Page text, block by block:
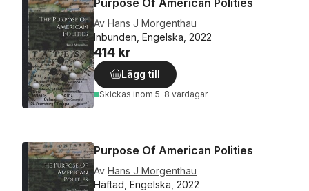
Av Hans J Morgenthau
Inbunden, Engelska, 2022
414 kr
Lägg till
Skickas inom 5-8 vardagar
Purpose Of American Polities
Av Hans J Morgenthau
Häftad, Engelska, 2022